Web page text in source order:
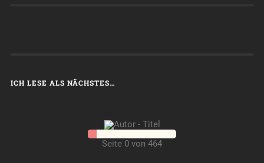
ICH LESE ALS NÄCHSTES…
Seite 0 von 464